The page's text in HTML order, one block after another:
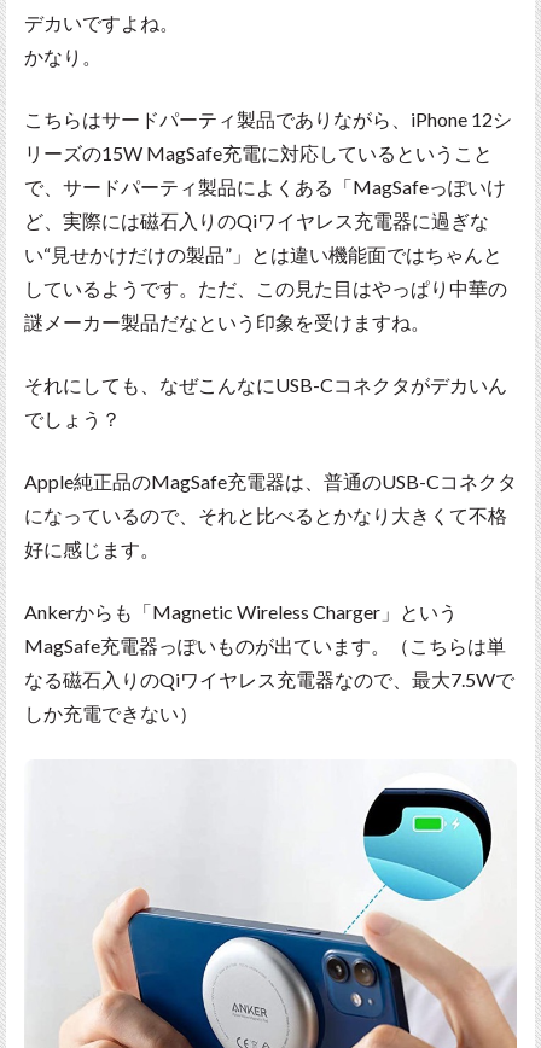
デカいですよね。
かなり。
こちらはサードパーティ製品でありながら、iPhone 12シ
リーズの15W MagSafe充電に対応しているということ
で、サードパーティ製品によくある「MagSafeっぽいけ
ど、実際には磁石入りのQiワイヤレス充電器に過ぎな
い“見せかけだけの製品”」とは違い機能面ではちゃんと
しているようです。ただ、この見た目はやっぱり中華の
謎メーカー製品だなという印象を受けますね。
それにしても、なぜこんなにUSB-Cコネクタがデカいん
でしょう？
Apple純正品のMagSafe充電器は、普通のUSB-Cコネクタ
になっているので、それと比べるとかなり大きくて不格
好に感じます。
Ankerからも「Magnetic Wireless Charger」という
MagSafe充電器っぽいものが出ています。（こちらは単
なる磁石入りのQiワイヤレス充電器なので、最大7.5Wで
しか充電できない）